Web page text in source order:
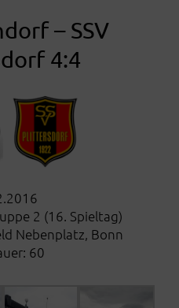
– SSV
4:4
2 (16. Spieltag)
Nebenplatz, Bonn
60